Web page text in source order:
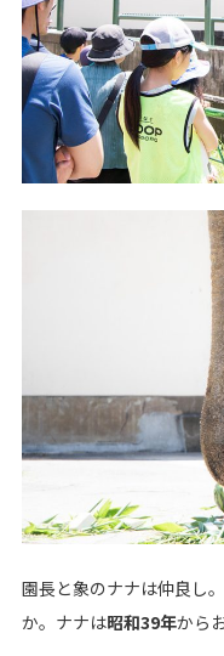
園長と象のナナは仲良し
か。ナナは昭和39年から